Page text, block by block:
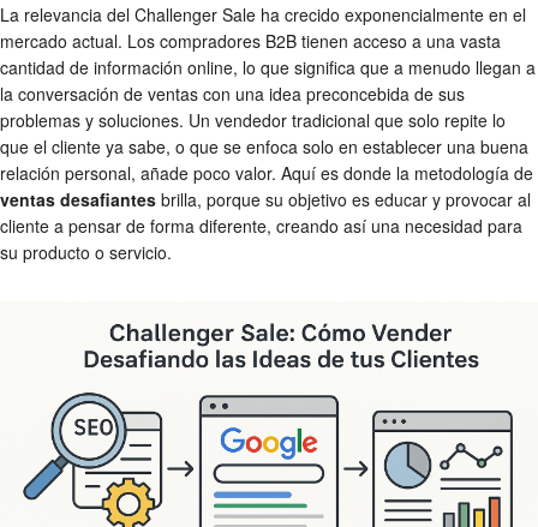
La relevancia del Challenger Sale ha crecido exponencialmente en el
mercado actual. Los compradores B2B tienen acceso a una vasta
cantidad de información online, lo que significa que a menudo llegan a
la conversación de ventas con una idea preconcebida de sus
problemas y soluciones. Un vendedor tradicional que solo repite lo
que el cliente ya sabe, o que se enfoca solo en establecer una buena
relación personal, añade poco valor. Aquí es donde la metodología de
ventas desafiantes brilla, porque su objetivo es educar y provocar al
cliente a pensar de forma diferente, creando así una necesidad para
su producto o servicio.